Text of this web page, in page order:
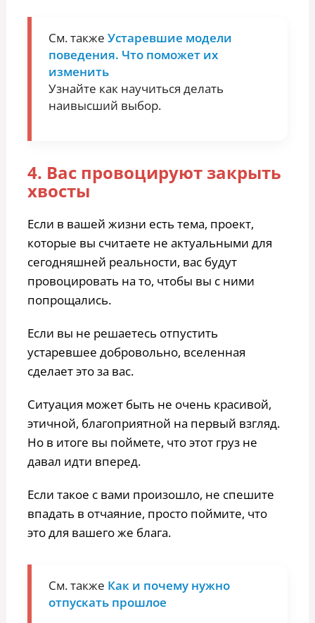
См. также Устаревшие модели
поведения. Что поможет их
изменить
Узнайте как научиться делать
наивысший выбор.
4. Вас провоцируют закрыть
хвосты
Если в вашей жизни есть тема, проект,
которые вы считаете не актуальными для
сегодняшней реальности, вас будут
провоцировать на то, чтобы вы с ними
попрощались.
Если вы не решаетесь отпустить
устаревшее добровольно, вселенная
сделает это за вас.
Ситуация может быть не очень красивой,
этичной, благоприятной на первый взгляд.
Но в итоге вы поймете, что этот груз не
давал идти вперед.
Если такое с вами произошло, не спешите
впадать в отчаяние, просто поймите, что
это для вашего же блага.
См. также Как и почему нужно
отпускать прошлое